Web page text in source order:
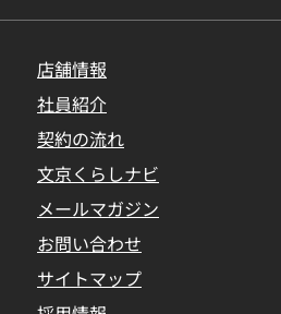
店舗情報
社員紹介
契約の流れ
文京くらしナビ
メールマガジン
お問い合わせ
サイトマップ